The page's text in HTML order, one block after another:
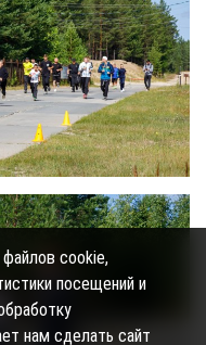
файлов cookie,
посещений и
нам сделать сайт